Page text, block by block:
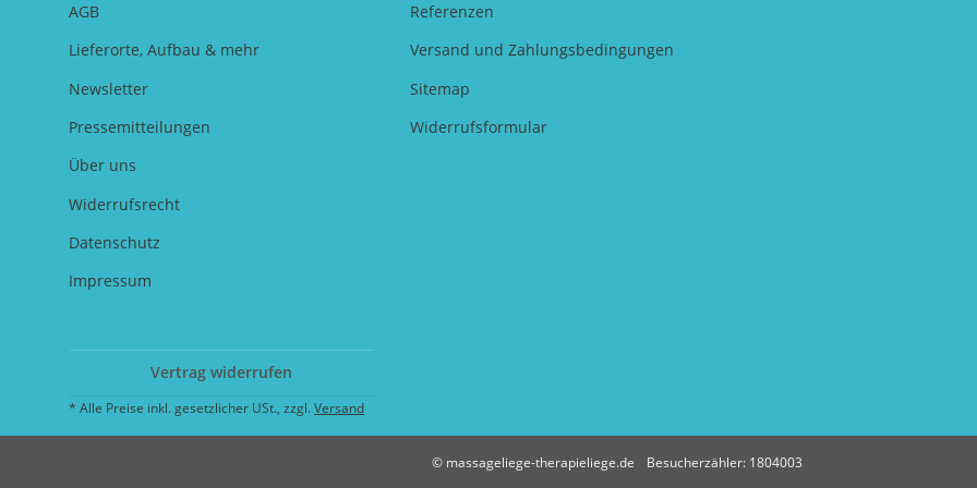
AGB
Lieferorte, Aufbau & mehr
Newsletter
Pressemitteilungen
Über uns
Widerrufsrecht
Datenschutz
Impressum
Referenzen
Versand und Zahlungsbedingungen
Sitemap
Widerrufsformular
Vertrag widerrufen
* Alle Preise inkl. gesetzlicher USt., zzgl.Versand
© massageliege-therapieliege.de Besucherzähler: 1804003